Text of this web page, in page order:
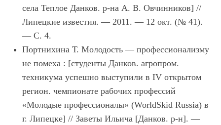
села Теплое Данков. р-на А. В. Овчинников] //
Липецкие известия. — 2011. — 12 окт. (№ 41).
— С. 4.
Портнихина Т. Молодость — профессионализму
не помеха : [студенты Данков. агропром.
техникума успешно выступили в IV открытом
регион. чемпионате рабочих профессий
«Молодые профессионалы» (WorldSkid Russia) в
г. Липецке] // Заветы Ильича [Данков. р-н]. —